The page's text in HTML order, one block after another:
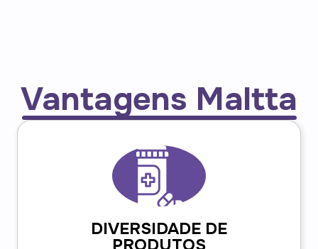
Vantagens Maltta
DIVERSIDADE DE